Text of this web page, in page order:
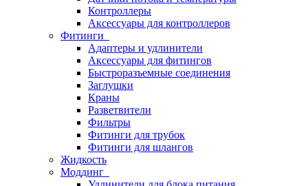
Контроллеры
Аксессуары для контроллеров
Фитинги
Адаптеры и удлинители
Аксессуары для фитингов
Быстроразъемные соединения
Заглушки
Краны
Разветвители
Фильтры
Фитинги для трубок
Фитинги для шлангов
Жидкость
Моддинг